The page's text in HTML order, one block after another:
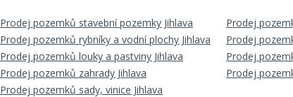
Prodej pozemků stavební pozemky Jihlava
Prodej
Prodej pozemků rybníky a vodní plochy Jihlava
Prodej
Prodej pozemků louky a pastviny Jihlava
Prodej
Prodej pozemků zahrady Jihlava
Prodej
Prodej pozemků sady, vinice Jihlava